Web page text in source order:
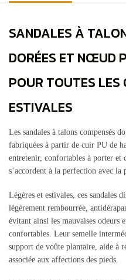
SANDALES À
DORÉES ET NŒUD
POUR TOUTES LES
ESTIVALES
Les sandales à talons compensés
fabriquées à partir de cuir PU de
entretenir, confortables à porter et
s’accordent à la perfection avec la
Légères et estivales, ces sandales
légèrement rembourrée,
évitant ainsi les mauvaises odeurs
confortables. Leur semelle
support de voûte plantaire, aide à
associée aux affections des pieds.